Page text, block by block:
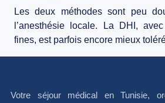
Les deux méthodes sont peu
l’anesthésie locale. La DHI,
fines, est parfois encore mieux
Votre séjour médical en Tunisie,